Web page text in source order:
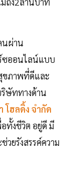
นผ่าน
ซออนไลน์แบบ
ขภาพที่ดีและ
ริษัททางด้าน
โฮลดิ้ง จํากัด
ทั้งชีวิต อยู่ดี มี
วยรังสรรค์ความ